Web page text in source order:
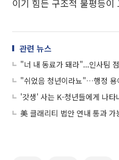
이기 힘든 구조적 불평등이
관련 뉴스
"너 내 동료가 돼라"...인사팀
"쉬었음 청년이라뇨"…행정 용
'갓생' 사는 K-청년들에게 나타